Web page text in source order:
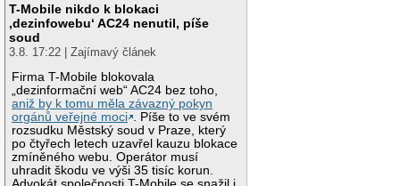
T-Mobile nikdo k blokaci
‚dezinfowebu‘ AC24 nenutil, píše
soud
3.8. 17:22 | Zajímavý článek
Firma T-Mobile blokovala
„dezinformační web“ AC24 bez toho,
aniž by k tomu měla závazný pokyn
orgánů veřejné moci . Píše to ve svém
rozsudku Městský soud v Praze, který
po čtyřech letech uzavřel kauzu blokace
zmíněného webu. Operátor musí
uhradit škodu ve výši 35 tisíc korun.